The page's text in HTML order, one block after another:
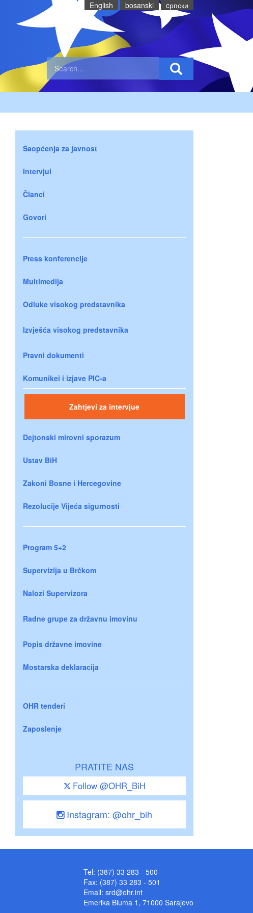
English bosanski cрпски
Saopćenja za javnost
Intervjui
Članci
Govori
Press konferencije
Multimedija
Odluke visokog predstavnika
Izvješća visokog predstavnika
Pravni dokumenti
Komunikei i izjave PIC-a
Zahtjevi za intervjue
Dejtonski mirovni sporazum
Ustav BiH
Zakoni Bosne i Hercegovine
Rezolucije Vijeća sigurnosti
Program 5+2
Supervizija u Brčkom
Nalozi Supervizora
Radne grupe za državnu imovinu
Popis državne imovine
Mostarska deklaracija
OHR tenderi
Zaposlenje
PRATITE NAS
Follow @OHR_BiH
Instagram: @ohr_bih
Tel: (387) 33 283 - 500
Fax: (387) 33 283 - 501
Email: srd@ohr.int
Emerika Bluma 1, 71000 Sarajevo